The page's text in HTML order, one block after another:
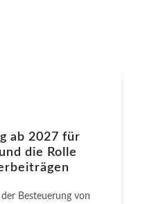
ab 2027 für
die Rolle
Besteuerung von